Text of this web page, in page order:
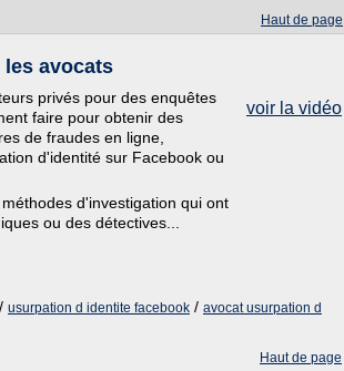
Haut de page
avocats
voir la vidéo
privés pour des enquêtes
faire pour obtenir des
de fraudes en ligne,
d'identité sur Facebook ou
d'investigation qui ont
ou des détectives...
/ usurpation d identite facebook / avocat usurpation d
Haut de page